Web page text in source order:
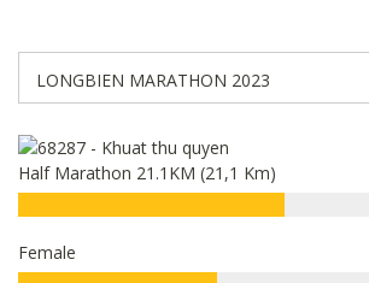
Half Marathon 21.1KM (21,1 Km)
Female